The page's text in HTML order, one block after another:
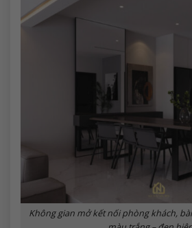
Không gian mở kết nối phòng khách,